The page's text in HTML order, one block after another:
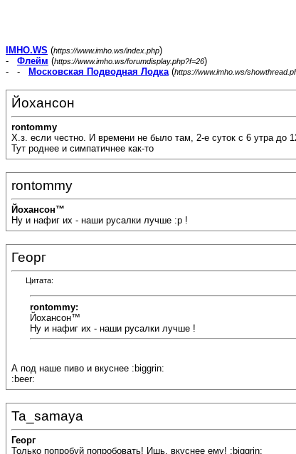
IMHO.WS (https://www.imho.ws/index.php)
- Флейм (https://www.imho.ws/forumdisplay.php?f=26)
- -
Московская Подводная Лодка(https://www.imho.ws/
Йохансон
rontommy
Х.з. если честно. И времени не было там, 2-е суток с 6 утра до
Тут роднее и симпатичнее как-то
rontommy
Йохансон™
Ну и нафиг их - наши русалки лучше :p !
Георг
Цитата:
rontommy:
Йохансон™
Ну и нафиг их - наши русалки лучше !
А под наше пиво и вкуснее :biggrin:
:beer:
Ta_samaya
Георг
Только попробуй попробовать! Ишь, вкуснее ему! :biggrin: